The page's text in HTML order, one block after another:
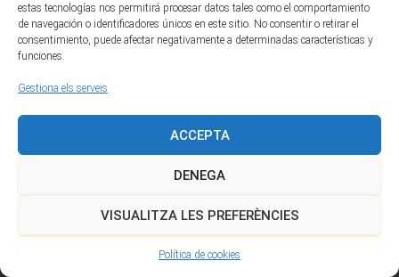
estas tecnologías nos permitirá procesar datos tales como el comportamiento
de navegación o identificadores únicos en este sitio. No consentir o retirar el
consentimiento, puede afectar negativamente a determinadas características y
funciones.
Gestiona els serveis
ACCEPTA
DENEGA
VISUALITZA LES PREFERÈNCIES
Política de cookies
Xarxa Catalana per a una Transició Energètica Justa